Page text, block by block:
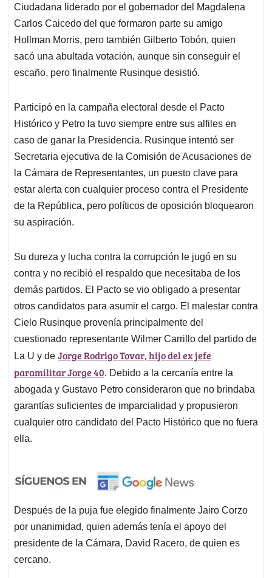
Ciudadana liderado por el gobernador del Magdalena
Carlos Caicedo del que formaron parte su amigo
Hollman Morris, pero también Gilberto Tobón, quien
sacó una abultada votación, aunque sin conseguir el
escaño, pero finalmente Rusinque desistió.
Participó en la campaña electoral desde el Pacto
Histórico y Petro la tuvo siempre entre sus alfiles en
caso de ganar la Presidencia. Rusinque intentó ser
Secretaria ejecutiva de la Comisión de Acusaciones de
la Cámara de Representantes, un puesto clave para
estar alerta con cualquier proceso contra el Presidente
de la República, pero políticos de oposición bloquearon
su aspiración.
Su dureza y lucha contra la corrupción le jugó en su
contra y no recibió el respaldo que necesitaba de los
demás partidos. El Pacto se vio obligado a presentar
otros candidatos para asumir el cargo. El malestar contra
Cielo Rusinque provenía principalmente del
cuestionado representante Wilmer Carrillo del partido de
La U y de Jorge Rodrigo Tovar, hijo del ex jefe
paramilitar Jorge 40. Debido a la cercanía entre la
abogada y Gustavo Petro consideraron que no brindaba
garantías suficientes de imparcialidad y propusieron
cualquier otro candidato del Pacto Histórico que no fuera
ella.
Después de la puja fue elegido finalmente Jairo Corzo
por unanimidad, quien además tenía el apoyo del
presidente de la Cámara, David Racero, de quien es
cercano.